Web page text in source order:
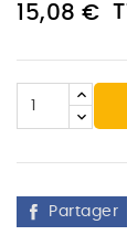
15,08 €
Partager